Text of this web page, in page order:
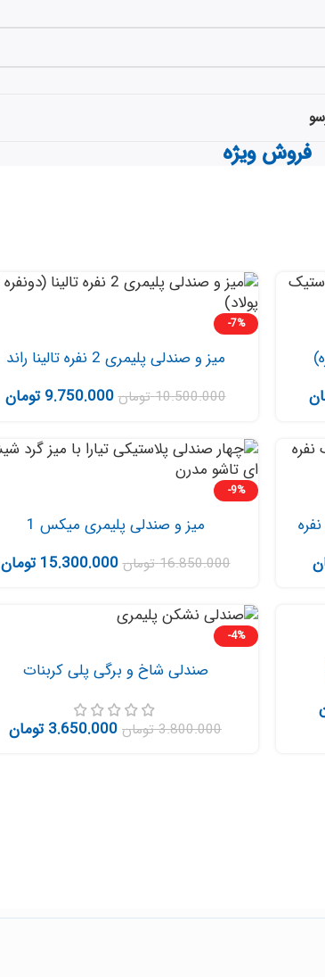
فروش ویژه
-7%
میز و صندلی پلیمری 2 نفره تالینا راند
10.500.000 تومان 9.750.000 تومان
-9%
میز و صندلی پلیمری میکس 1
16.850.000 تومان 15.300.000 تومان
-4%
صندلی شاخ و برگی پلی کربنات
3.800.000 تومان 3.650.000 تومان